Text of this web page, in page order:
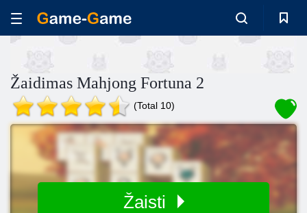
Žaidimas Mahjong Fortuna 2
(Total 10)
Žaisti